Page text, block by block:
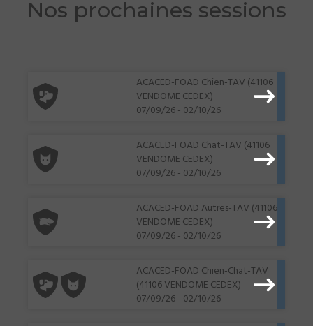
Nos prochaines sessions
ACACED-FOAD Chien-TAV (41106
VENDOME CEDEX)
07/09/26 - 02/10/26
ACACED-FOAD Chat-TAV (41106
VENDOME CEDEX)
07/09/26 - 02/10/26
ACACED-FOAD Autres-TAV (41106
VENDOME CEDEX)
07/09/26 - 02/10/26
ACACED-FOAD Chien-Chat-TAV
(41106 VENDOME CEDEX)
07/09/26 - 02/10/26